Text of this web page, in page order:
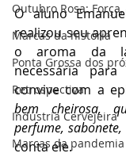
Outubro Rosa:
Marcas da história
Ponta Grossa dos
Retrospectiva
Indústria Cervejeira
Marcas da pandemia
O aluno
realizou seu
o aroma da
necessária
convive com a
bem cheirosa,
perfume,
conta ele.